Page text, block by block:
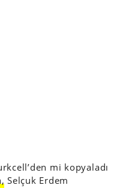
mi kopyaladı
Selçuk Erdem